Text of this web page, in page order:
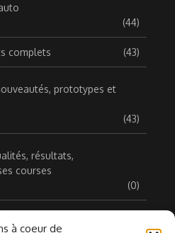
à coeur de
(44)
complets (43)
prototypes et
(43)
résultats,
courses
(0)